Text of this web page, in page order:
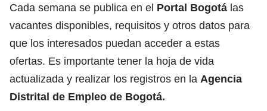
Cada semana se publica en el Portal Bogotá las
vacantes disponibles, requisitos y otros datos para
que los interesados puedan acceder a estas
ofertas. Es importante tener la hoja de vida
actualizada y realizar los registros en la Agencia
Distrital de Empleo de Bogotá.